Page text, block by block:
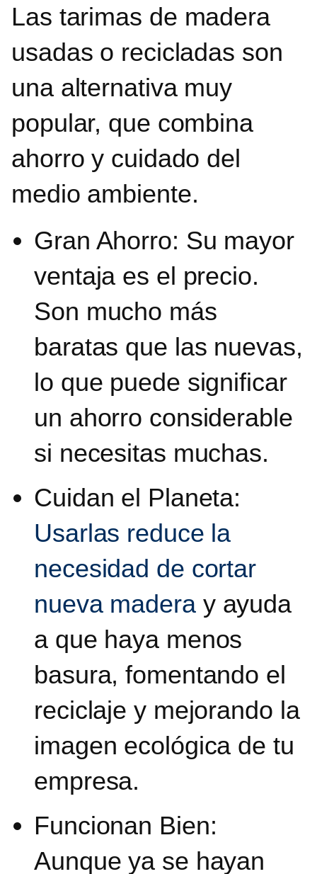
Las tarimas de madera
usadas o recicladas son
una alternativa muy
popular, que combina
ahorro y cuidado del
medio ambiente.
Gran Ahorro: Su mayor
ventaja es el precio.
Son mucho más
baratas que las nuevas,
lo que puede significar
un ahorro considerable
si necesitas muchas.
Cuidan el Planeta:
Usarlas reduce la
necesidad de cortar
nueva madera y ayuda
a que haya menos
basura, fomentando el
reciclaje y mejorando la
imagen ecológica de tu
empresa.
Funcionan Bien:
Aunque ya se hayan